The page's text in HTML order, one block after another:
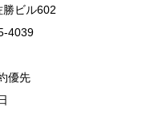
ビル602
4039
優先